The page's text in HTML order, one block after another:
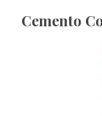
Cemento